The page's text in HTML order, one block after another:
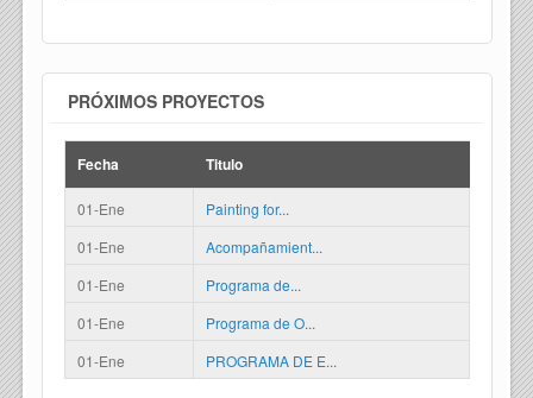
PRÓXIMOS PROYECTOS
Fecha Titulo
01-Ene
Painting for...
01-Ene
Acompañamient...
01-Ene
Programa de...
01-Ene
Programa de O...
01-Ene
PROGRAMA DE E...